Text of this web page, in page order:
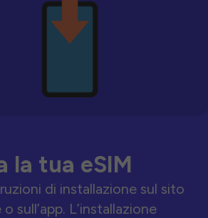
la tua eSIM
di installazione sul sito
sull’app. L’installazione